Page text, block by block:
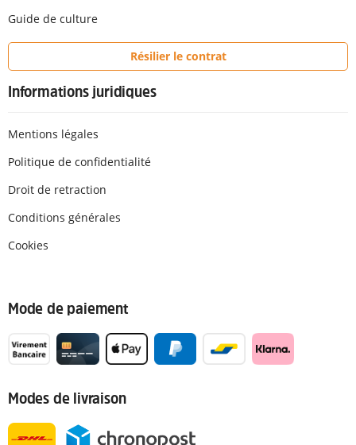
Guide de culture
Résilier le contrat
Informations juridiques
Mentions légales
Politique de confidentialité
Droit de retraction
Conditions générales
Cookies
Mode de paiement
Modes de livraison